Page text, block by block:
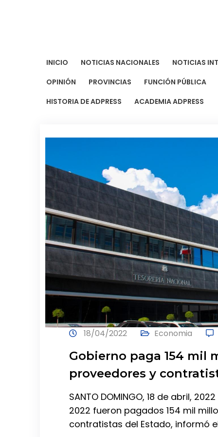
INICIO NOTICIAS NACIONALES NOTICIAS
OPINIÓN
PROVINCIAS FUNCIÓN PÚBLICA
HISTORIA DE ADPRESS
ACADEMIA ADPRESS
18/04/2022 Economia
Gobierno paga 154 mil
proveedores y
SANTO DOMINGO, 18 de abril,
2022 fueron pagados 154 mil
contratistas del Estado, informó